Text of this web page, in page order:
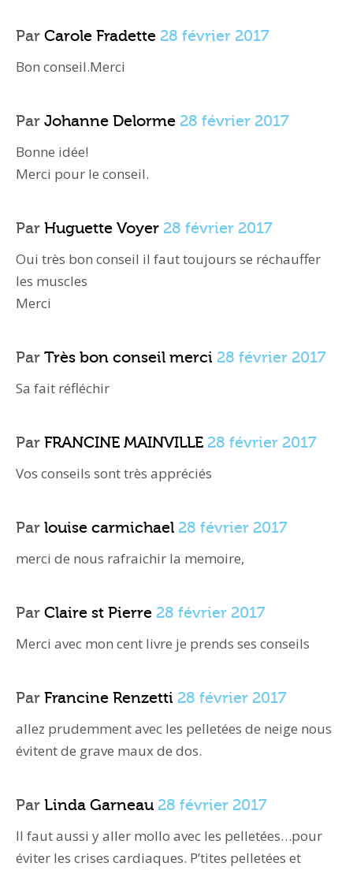
Par Carole Fradette 28 février 2017
Bon conseil.Merci
Par Johanne Delorme 28 février 2017
Bonne idée!
Merci pour le conseil.
Par Huguette Voyer 28 février 2017
Oui très bon conseil il faut toujours se réchauffer
les muscles
Merci
Par Très bon conseil merci 28 février 2017
Sa fait réfléchir
Par FRANCINE MAINVILLE 28 février 2017
Vos conseils sont très appréciés
Par louise carmichael 28 février 2017
merci de nous rafraichir la memoire,
Par Claire st Pierre 28 février 2017
Merci avec mon cent livre je prends ses conseils
Par Francine Renzetti 28 février 2017
allez prudemment avec les pelletées de neige nous
évitent de grave maux de dos.
Par Linda Garneau 28 février 2017
Il faut aussi y aller mollo avec les pelletées…pour
éviter les crises cardiaques. P’tites pelletées et